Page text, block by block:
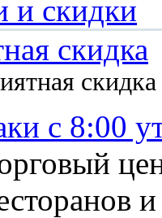
и скидки
скидка
с 8:00